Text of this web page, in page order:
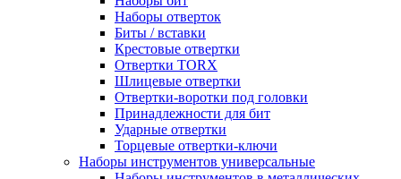
Наборы отверток
Биты / вставки
Крестовые отвертки
Отвертки TORX
Шлицевые отвертки
Отвертки-воротки под головки
Принадлежности для бит
Ударные отвертки
Торцевые отвертки-ключи
Наборы инструментов универсальные